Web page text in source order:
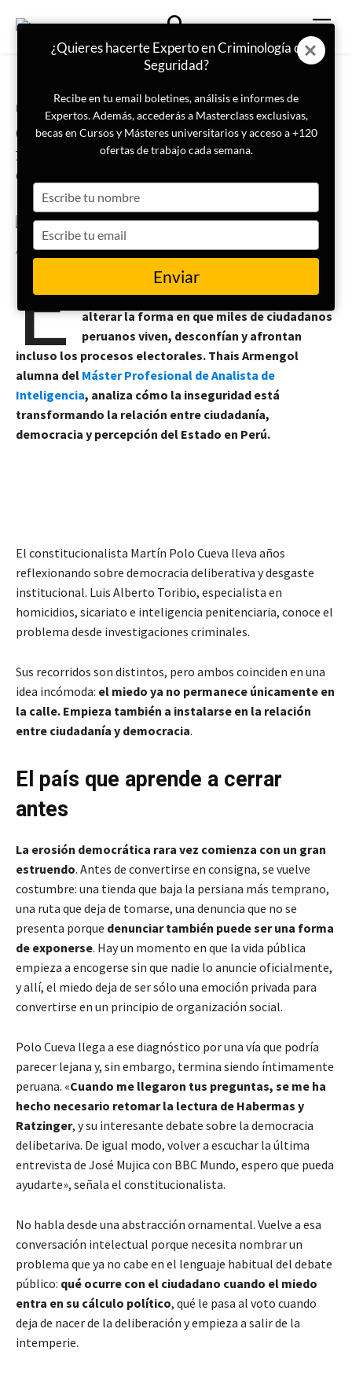
Portada
Cuando el miedo sustituye al voto:
inseguridad, crimen organizado y
democracia en Perú
Thaís Armengol
E
l avance del crimen organizado y la
expansión del miedo cotidiano empiezan a
alterar la forma en que miles de ciudadanos
peruanos viven, desconfían y afrontan
incluso los procesos electorales. Thais Armengol
alumna del Máster Profesional de Analista de
Inteligencia, analiza cómo la inseguridad está
transformando la relación entre ciudadanía,
democracia y percepción del Estado en Perú.
El constitucionalista Martín Polo Cueva lleva años
reflexionando sobre democracia deliberativa y desgaste
institucional. Luis Alberto Toribio, especialista en
homicidios, sicariato e inteligencia penitenciaria, conoce el
problema desde investigaciones criminales.
Sus recorridos son distintos, pero ambos coinciden en una
idea incómoda: el miedo ya no permanece únicamente en
la calle. Empieza también a instalarse en la relación
entre ciudadanía y democracia.
El país que aprende a cerrar
antes
La erosión democrática rara vez comienza con un gran
estruendo. Antes de convertirse en consigna, se vuelve
costumbre: una tienda que baja la persiana más temprano,
una ruta que deja de tomarse, una denuncia que no se
presenta porque denunciar también puede ser una forma
de exponerse. Hay un momento en que la vida pública
empieza a encogerse sin que nadie lo anuncie oficialmente,
y allí, el miedo deja de ser sólo una emoción privada para
convertirse en un principio de organización social.
Polo Cueva llega a ese diagnóstico por una vía que podría
parecer lejana y, sin embargo, termina siendo íntimamente
peruana. «Cuando me llegaron tus preguntas, se me ha
hecho necesario retomar la lectura de Habermas y
Ratzinger, y su interesante debate sobre la democracia
delibetariva. De igual modo, volver a escuchar la última
entrevista de José Mujica con BBC Mundo, espero que pueda
ayudarte», señala el constitucionalista.
No habla desde una abstracción ornamental. Vuelve a esa
conversación intelectual porque necesita nombrar un
problema que ya no cabe en el lenguaje habitual del debate
público: qué ocurre con el ciudadano cuando el miedo
entra en su cálculo político, qué le pasa al voto cuando
deja de nacer de la deliberación y empieza a salir de la
intemperie.
¿Quieres hacerte Experto en Criminología o
Seguridad?
Recibe en tu email boletines, análisis e informes de
Expertos. Además, accederás a Masterclass exclusivas,
becas en Cursos y Másteres universitarios y acceso a +120
ofertas de trabajo cada semana.
your
name
your
email
Enviar